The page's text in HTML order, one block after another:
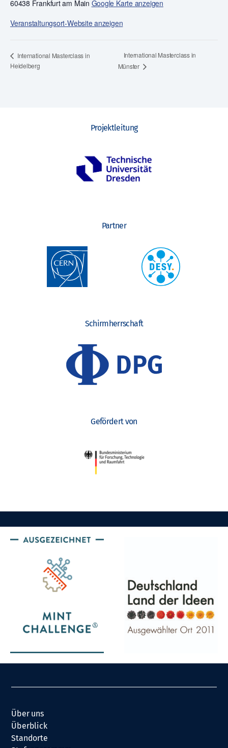
60438 Frankfurt am Main Google Karte anzeigen
Veranstaltungsort-Website anzeigen
International Masterclass in
Heidelberg
International Masterclass in
Münster
Projektleitung
Partner
Schirmherrschaft
Gefördert von
Über uns
Überblick
Standorte